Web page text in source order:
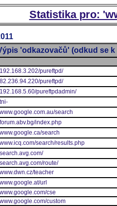
Statistika pro:
'odkazovačů' (odkud se k
pureftpd/
pureftpd/
pureftpdadmin/
search
index.php
search
search/results.php
route/
teacher
url
cse
custom